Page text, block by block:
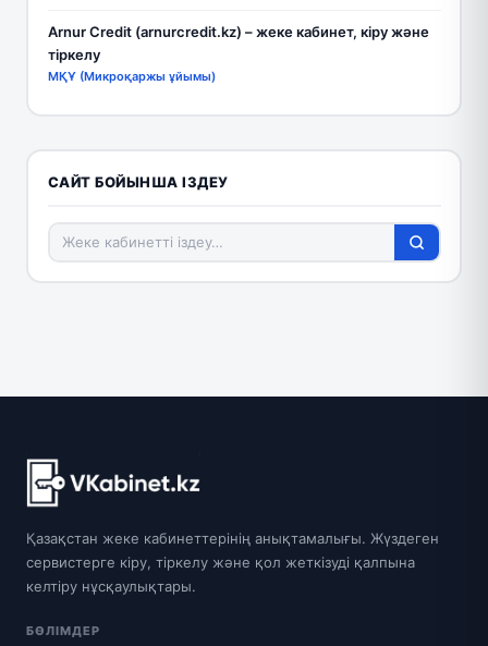
Arnur Credit (arnurcredit.kz) – жеке кабинет, кіру және
тіркелу
МҚҰ (Микроқаржы ұйымы)
САЙТ БОЙЫНША ІЗДЕУ
Қазақстан жеке кабинеттерінің анықтамалығы. Жүздеген
сервистерге кіру, тіркелу және қол жеткізуді қалпына
келтіру нұсқаулықтары.
БӨЛІМДЕР